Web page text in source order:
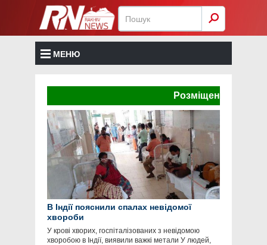
МЕНЮ
Розміщення реклами
В Індії пояснили спалах невідомої
хвороби
У крові хворих, госпіталізованих з невідомою
хворобою в Індії, виявили важкі метали У людей,